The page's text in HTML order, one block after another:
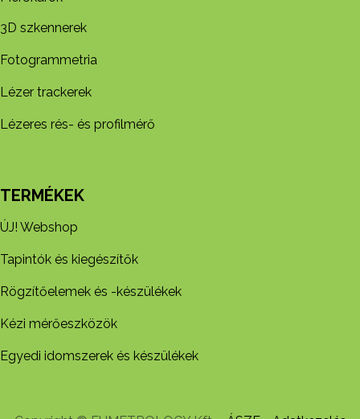
3D szkennerek
Fotogrammetria
Lézer trackerek
Lézeres rés- és profilmérő
TERMÉKEK
ÚJ! Webshop
Tapintók és kiegészítők
Rögzítőelemek és -készül​ékek
Kézi mérőeszközök
Egyedi idomszerek és készülékek